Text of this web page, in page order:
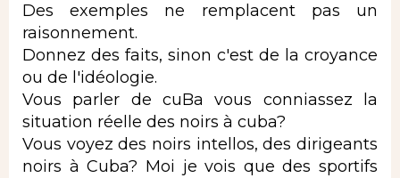
Des exemples ne remplacent pas un
raisonnement.
Donnez des faits, sinon c'est de la croyance
ou de l'idéologie.
Vous parler de cuBa vous conniassez la
situation réelle des noirs à cuba?
Vous voyez des noirs intellos, des dirigeants
noirs à Cuba? Moi je vois que des sportifs